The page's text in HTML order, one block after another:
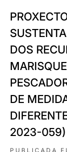
DOS
DE
2023-059)
PUBLICADA